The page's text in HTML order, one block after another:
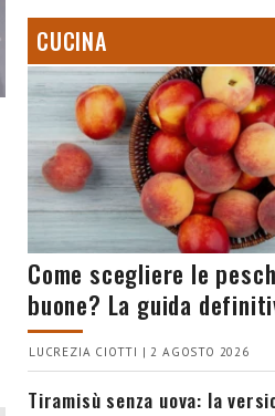
CUCINA
Come scegliere le
buone? La guida
LUCREZIA CIOTTI | 2 AGOSTO 2026
Tiramisù senza uova: la